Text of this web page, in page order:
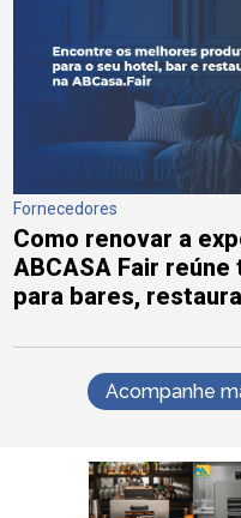
Fornecedores
Como renovar a
ABCASA Fair
para bares,
Acompanhe